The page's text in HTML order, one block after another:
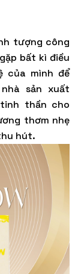
tượng công
bất kì điều
của mình để
sản xuất
tinh thần cho
thơm nhẹ
hút.